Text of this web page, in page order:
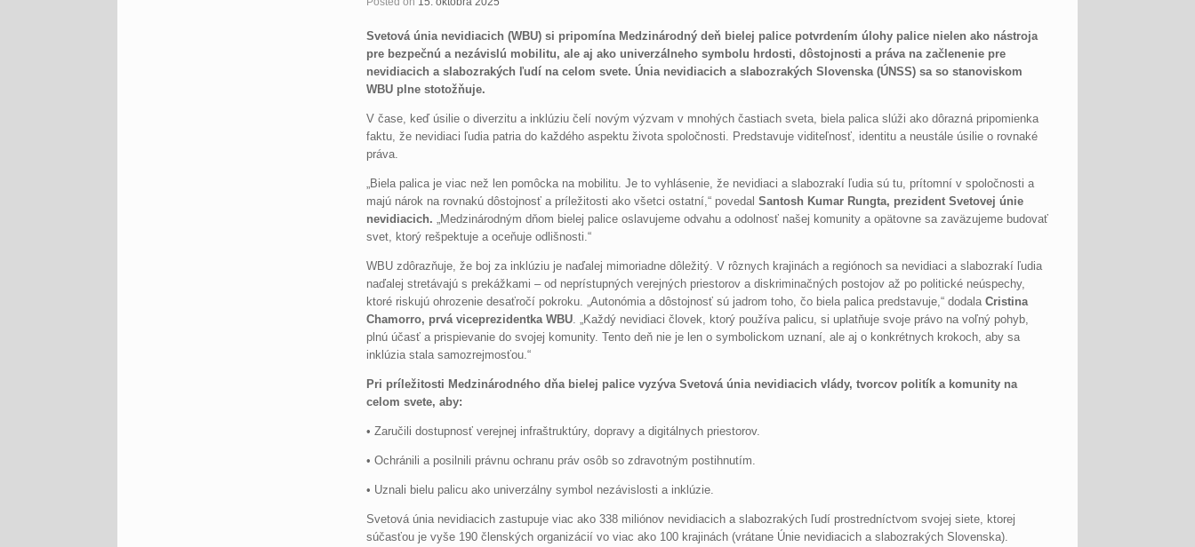
Svetová únia nevidiacich (WBU) si pripomína Medzinárodný deň bielej palice potvrdením úlohy palice nielen ako nástroja
pre bezpečnú a nezávislú mobilitu, ale aj ako univerzálneho symbolu hrdosti, dôstojnosti a práva na začlenenie pre
nevidiacich a slabozrakých ľudí na celom svete. Únia nevidiacich a slabozrakých Slovenska (ÚNSS) sa so stanoviskom
WBU plne stotožňuje.
V čase, keď úsilie o diverzitu a inklúziu čelí novým výzvam v mnohých častiach sveta, biela palica slúži ako dôrazná pripomienka
faktu, že nevidiaci ľudia patria do každého aspektu života spoločnosti. Predstavuje viditeľnosť, identitu a neustále úsilie o rovnaké
práva.
„Biela palica je viac než len pomôcka na mobilitu. Je to vyhlásenie, že nevidiaci a slabozrakí ľudia sú tu, prítomní v spoločnosti a
majú nárok na rovnakú dôstojnosť a príležitosti ako všetci ostatní,“ povedalSantosh Kumar Rungta, prezident Svetovej únie
nevidiacich. „Medzinárodným dňom bielej palice oslavujeme odvahu a odolnosť našej komunity a opätovne sa zaväzujeme budovať
svet, ktorý rešpektuje a oceňuje odlišnosti.“
WBU zdôrazňuje, že boj za inklúziu je naďalej mimoriadne dôležitý. V rôznych krajinách a regiónoch sa nevidiaci a slabozrakí ľudia
naďalej stretávajú s prekážkami – od neprístupných verejných priestorov a diskriminačných postojov až po politické neúspechy,
ktoré riskujú ohrozenie desaťročí pokroku. „Autonómia a dôstojnosť sú jadrom toho, čo biela palica predstavuje,“ dodalaCristina
Chamorro, prvá viceprezidentka WBU. „Každý nevidiaci človek, ktorý používa palicu, si uplatňuje svoje právo na voľný pohyb,
plnú účasť a prispievanie do svojej komunity. Tento deň nie je len o symbolickom uznaní, ale aj o konkrétnych krokoch, aby sa
inklúzia stala samozrejmosťou.“
Pri príležitosti Medzinárodného dňa bielej palice vyzýva Svetová únia nevidiacich vlády, tvorcov politík a komunity na
celom svete, aby:
• Zaručili dostupnosť verejnej infraštruktúry, dopravy a digitálnych priestorov.
• Ochránili a posilnili právnu ochranu práv osôb so zdravotným postihnutím.
• Uznali bielu palicu ako univerzálny symbol nezávislosti a inklúzie.
Svetová únia nevidiacich zastupuje viac ako 338 miliónov nevidiacich a slabozrakých ľudí prostredníctvom svojej siete, ktorej
súčasťou je vyše 190 členských organizácií vo viac ako 100 krajinách (vrátane Únie nevidiacich a slabozrakých Slovenska).